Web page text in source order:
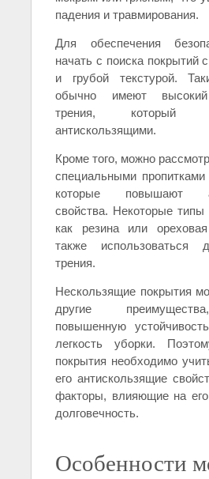
падения и травмирования.
Для обеспечения
начать с поиска покрытий
и грубой текстурой.
обычно имеют
трения, который
антискользящими.
Кроме того, можно
специальными
которые повышают
свойства. Некоторые типы
как резина или
также использоваться
трения.
Нескользящие покрытия
другие
повышенную
легкость уборки.
покрытия необходимо
его антискользящие
факторы, влияющие на его
долговечность.
Особенности